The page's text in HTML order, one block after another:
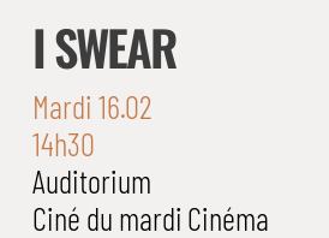
I SWEAR
Mardi 16.02
14h30
Auditorium
Ciné du mardi Cinéma